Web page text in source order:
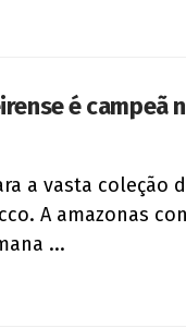
é campeã
a vasta coleção
A amazonas
...